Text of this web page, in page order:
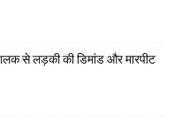
से लड़की की डिमांड और मारपीट